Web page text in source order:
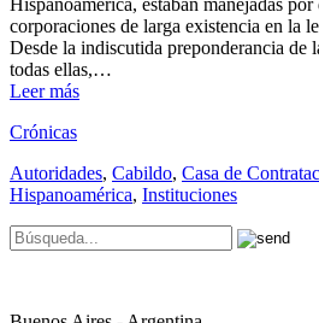
corporaciones de larga existencia en la
Desde la indiscutida preponderancia de
todas ellas,…
Leer más
Crónicas
Autoridades, Cabildo, Casa de
Hispanoamérica, Instituciones